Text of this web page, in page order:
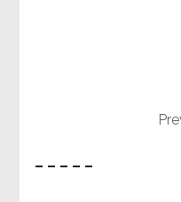
– – – – –